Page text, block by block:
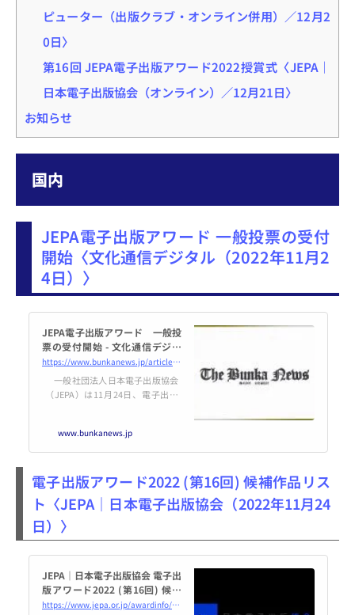
ピューター（出版クラブ・オンライン併用）／12月2
0日〉
第16回 JEPA電子出版アワード2022授賞式〈JEPA｜
日本電子出版協会（オンライン）／12月21日〉
お知らせ
国内
JEPA電子出版アワード 一般投票の受付
開始〈文化通信デジタル（2022年11月2
4日）〉
JEPA電子出版アワード 一般投
票の受付開始 - 文化通信デジタ
ル
https://www.bunkanews.jp/article/302004/
一般社団法人日本電子出版協会
（JEPA）は11月24日、電子出版
た。投票は専用サイトから誰でも
可能。12月5日23時に締め切る。
www.bunkanews.jp
電子出版アワード2022 (第16回) 候補作品リス
ト〈JEPA｜日本電子出版協会（2022年11月24
日）〉
JEPA｜日本電子出版協会 電子出
版アワード2022 (第16回) 候補
作品リスト
https://www.jepa.or.jp/awardinfo/list2022/